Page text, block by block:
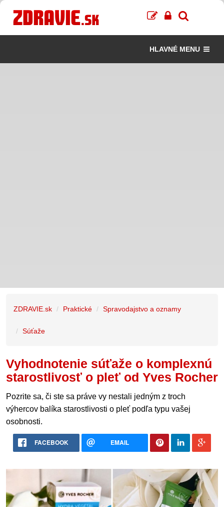
HLAVNÉ MENU
ZDRAVIE.sk Praktické Spravodajstvo a oznamy
Súťaže
Vyhodnotenie súťaže o komplexnú
starostlivosť o pleť od Yves Rocher
Pozrite sa, či ste sa práve vy nestali jedným z troch
výhercov balíka starostlivosti o pleť podľa typu vašej
osobnosti.
FACEBOOK EMAIL